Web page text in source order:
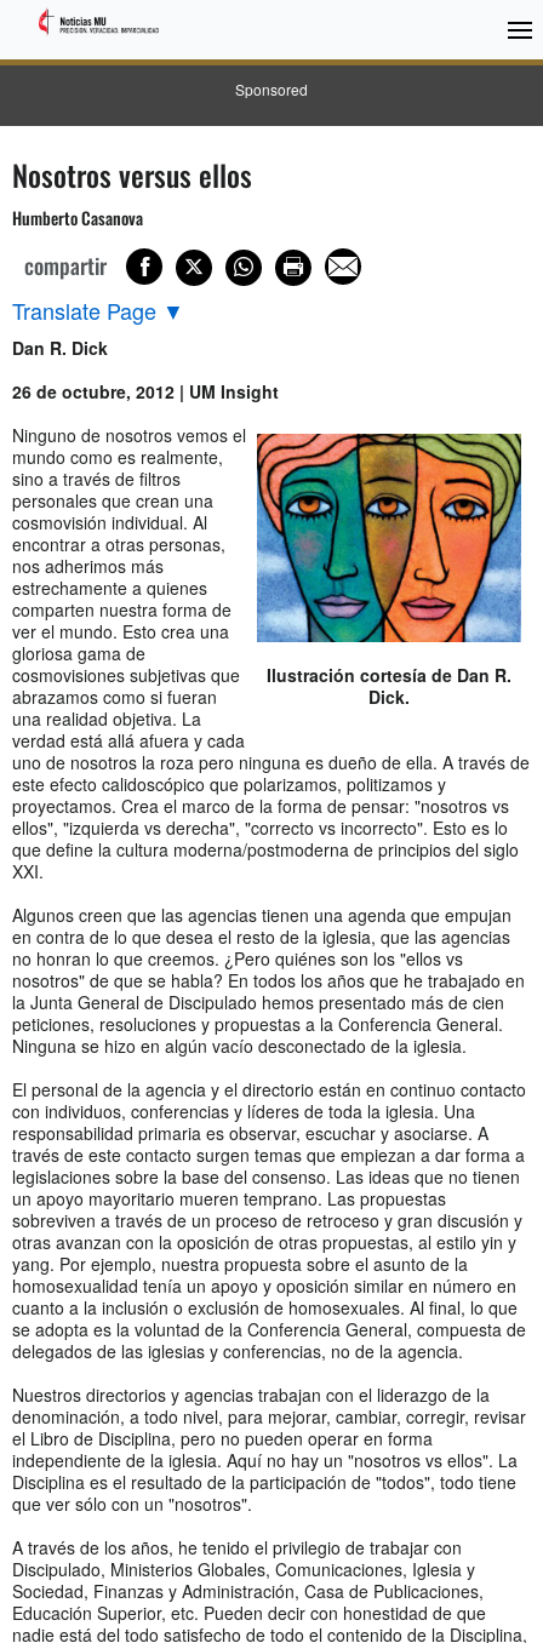
Sponsored
Nosotros versus ellos
Humberto Casanova
compartir
Translate Page ▼
Dan R. Dick
26 de octubre, 2012 | UM Insight
Ilustración cortesía de Dan R.
Dick.
Ninguno de nosotros vemos el
mundo como es realmente,
sino a través de filtros
personales que crean una
cosmovisión individual. Al
encontrar a otras personas,
nos adherimos más
estrechamente a quienes
comparten nuestra forma de
ver el mundo. Esto crea una
gloriosa gama de
cosmovisiones subjetivas que
abrazamos como si fueran
una realidad objetiva. La
verdad está allá afuera y cada
uno de nosotros la roza pero ninguna es dueño de ella. A través de
este efecto calidoscópico que polarizamos, politizamos y
proyectamos. Crea el marco de la forma de pensar: "nosotros vs
ellos", "izquierda vs derecha", "correcto vs incorrecto". Esto es lo
que define la cultura moderna/postmoderna de principios del siglo
XXI.
Algunos creen que las agencias tienen una agenda que empujan
en contra de lo que desea el resto de la iglesia, que las agencias
no honran lo que creemos. ¿Pero quiénes son los "ellos vs
nosotros" de que se habla? En todos los años que he trabajado en
la Junta General de Discipulado hemos presentado más de cien
peticiones, resoluciones y propuestas a la Conferencia General.
Ninguna se hizo en algún vacío desconectado de la iglesia.
El personal de la agencia y el directorio están en continuo contacto
con individuos, conferencias y líderes de toda la iglesia. Una
responsabilidad primaria es observar, escuchar y asociarse. A
través de este contacto surgen temas que empiezan a dar forma a
legislaciones sobre la base del consenso. Las ideas que no tienen
un apoyo mayoritario mueren temprano. Las propuestas
sobreviven a través de un proceso de retroceso y gran discusión y
otras avanzan con la oposición de otras propuestas, al estilo yin y
yang. Por ejemplo, nuestra propuesta sobre el asunto de la
homosexualidad tenía un apoyo y oposición similar en número en
cuanto a la inclusión o exclusión de homosexuales. Al final, lo que
se adopta es la voluntad de la Conferencia General, compuesta de
delegados de las iglesias y conferencias, no de la agencia.
Nuestros directorios y agencias trabajan con el liderazgo de la
denominación, a todo nivel, para mejorar, cambiar, corregir, revisar
el Libro de Disciplina, pero no pueden operar en forma
independiente de la iglesia. Aquí no hay un "nosotros vs ellos". La
Disciplina es el resultado de la participación de "todos", todo tiene
que ver sólo con un "nosotros".
A través de los años, he tenido el privilegio de trabajar con
Discipulado, Ministerios Globales, Comunicaciones, Iglesia y
Sociedad, Finanzas y Administración, Casa de Publicaciones,
Educación Superior, etc. Pueden decir con honestidad de que
nadie está del todo satisfecho de todo el contenido de la Disciplina,